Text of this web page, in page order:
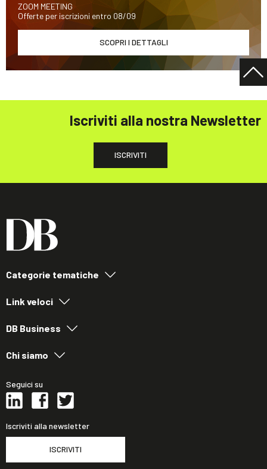
ZOOM MEETING
Offerte per iscrizioni entro 08/09
SCOPRI I DETTAGLI
Iscriviti alla nostra Newsletter
ISCRIVITI
Categorie tematiche
Link veloci
DB Business
Chi siamo
Seguici su
Iscriviti alla newsletter
ISCRIVITI